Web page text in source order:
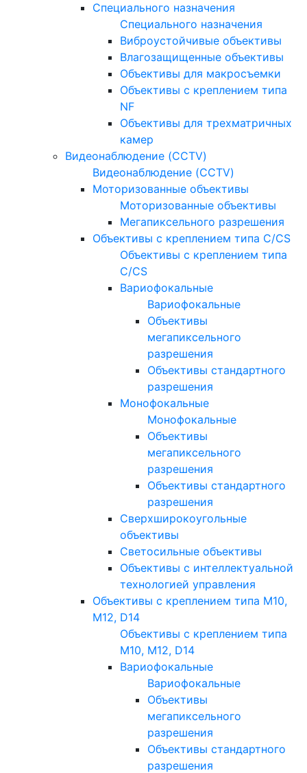
Специального назначения
Специального назначения
Виброустойчивые объективы
Влагозащищенные объективы
Объективы для макросъемки
Объективы с креплением типа
NF
Объективы для трехматричных
камер
Видеонаблюдение (CCTV)
Видеонаблюдение (CCTV)
Моторизованные объективы
Моторизованные объективы
Мегапиксельного разрешения
Объективы с креплением типа C/CS
Объективы с креплением типа
C/CS
Вариофокальные
Вариофокальные
Объективы
мегапиксельного
разрешения
Объективы стандартного
разрешения
Монофокальные
Монофокальные
Объективы
мегапиксельного
разрешения
Объективы стандартного
разрешения
Сверхширокоугольные
объективы
Светосильные объективы
Объективы с интеллектуальной
технологией управления
Объективы с креплением типа M10,
M12, D14
Объективы с креплением типа
M10, M12, D14
Вариофокальные
Вариофокальные
Объективы
мегапиксельного
разрешения
Объективы стандартного
разрешения